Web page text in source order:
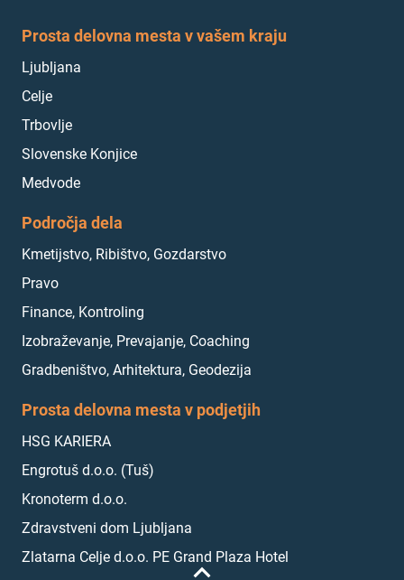
Prosta delovna mesta v vašem kraju
Ljubljana
Celje
Trbovlje
Slovenske Konjice
Medvode
Področja dela
Kmetijstvo, Ribištvo, Gozdarstvo
Pravo
Finance, Kontroling
Izobraževanje, Prevajanje, Coaching
Gradbeništvo, Arhitektura, Geodezija
Prosta delovna mesta v podjetjih
HSG KARIERA
Engrotuš d.o.o. (Tuš)
Kronoterm d.o.o.
Zdravstveni dom Ljubljana
Zlatarna Celje d.o.o. PE Grand Plaza Hotel